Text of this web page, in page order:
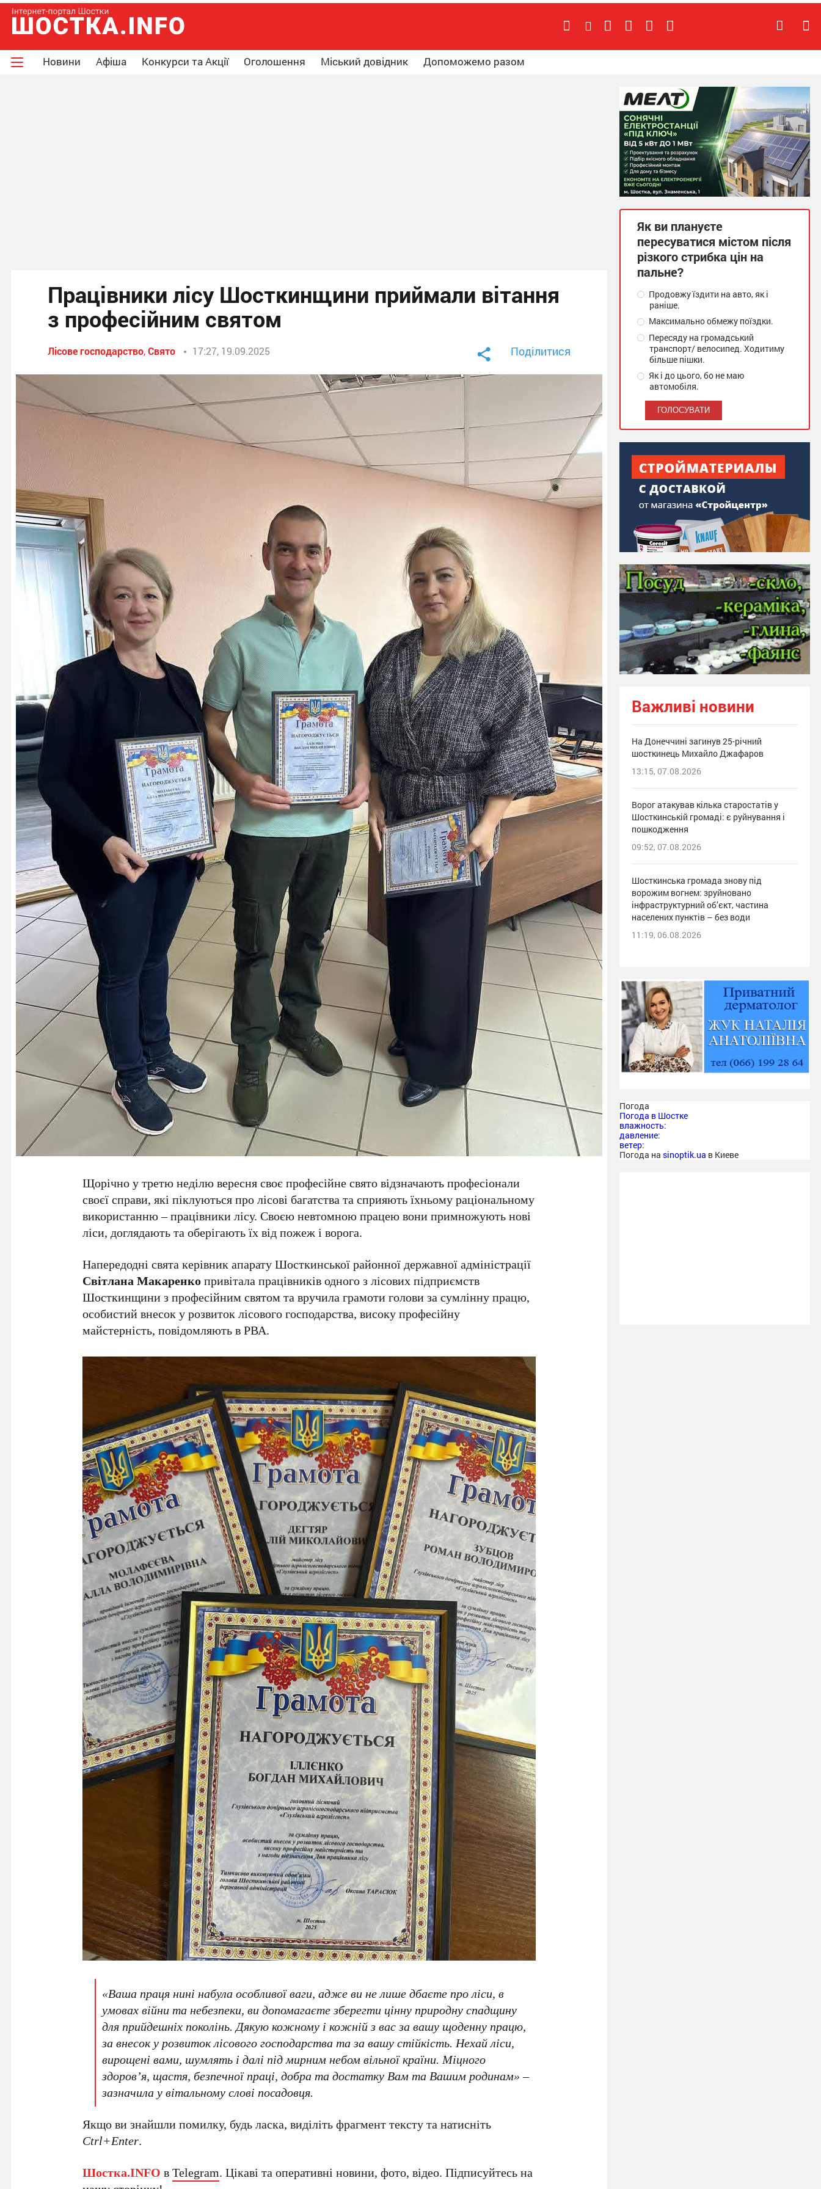
Новини Афіша Конкурси та Акції Оголошення Міський довідник Допоможемо разом
Працівники лісу Шосткинщини приймали вітання
з професійним святом
Лісове господарство,Свято 17:27, 19.09.2025 Поділитися
Щорічно у третю неділю вересня своє професійне свято відзначають професіонали
своєї справи, які піклуються про лісові багатства та сприяють їхньому раціональному
використанню – працівники лісу. Своєю невтомною працею вони примножують нові
ліси, доглядають та оберігають їх від пожеж і ворога.
Напередодні свята керівник апарату Шосткинської районної державної адміністрації
Світлана Макаренкопривітала працівників одного з лісових підприємств
Шосткинщини з професійним святом та вручила грамоти голови за сумлінну працю,
особистий внесок у розвиток лісового господарства, високу професійну
майстерність, повідомляють в РВА.
«Ваша праця нині набула особливої ваги, адже ви не лише дбаєте про ліси, в
умовах війни та небезпеки, ви допомагаєте зберегти цінну природну спадщину
для прийдешніх поколінь. Дякую кожному і кожній з вас за вашу щоденну працю,
за внесок у розвиток лісового господарства та за вашу стійкість. Нехай ліси,
вирощені вами, шумлять і далі під мирним небом вільної країни. Міцного
здоров’я, щастя, безпечної праці, добра та достатку Вам та Вашим родинам» –
зазначила у вітальному слові посадовця.
Якщо ви знайшли помилку, будь ласка, виділіть фрагмент тексту та натисніть
Ctrl+Enter.
Шостка.INFO вTelegram. Цікаві та оперативні новини, фото, відео. Підписуйтесь на
Як ви плануєте
пересуватися містом після
різкого стрибка цін на
пальне?
Продовжу їздити на авто, як і
раніше.
Максимально обмежу поїздки.
Пересяду на громадський
транспорт/ велосипед. Ходитиму
більше пішки.
Як і до цього, бо не маю
автомобіля.
Важливі новини
На Донеччині загинув 25-річний
шосткинець Михайло Джафаров
13:15, 07.08.2026
Ворог атакував кілька старостатів у
Шосткинській громаді: є руйнування і
пошкодження
09:52, 07.08.2026
Шосткинська громада знову під
ворожим вогнем: зруйновано
інфраструктурний об’єкт, частина
населених пунктів – без води
11:19, 06.08.2026
Погода
Погода в Шостке
влажность:
давление:
ветер:
Погода на sinoptik.ua в Киеве